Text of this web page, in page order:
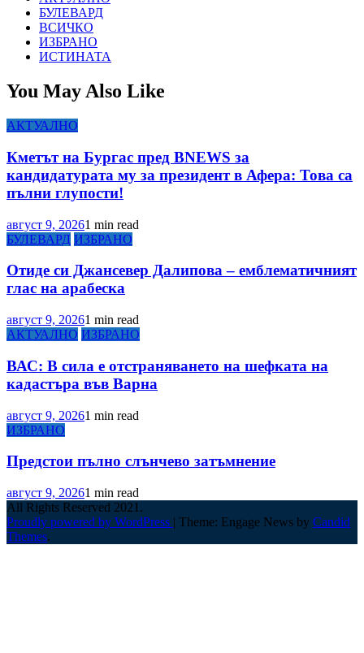
БУЛЕВАРД
ВСИЧКО
ИЗБРАНО
ИСТИНАТА
You May Also Like
АКТУАЛНО
Кметът на Бургас пред BNEWS за
кандидатурата му за президент в Афера: Това са
пълни глупости!
август 9, 20261 min read
БУЛЕВАРД ИЗБРАНО
Отиде си Джансевер Далипова – емблематичният
глас на арабеска
август 9, 20261 min read
АКТУАЛНО ИЗБРАНО
ВАС: В сила е отстраняването на шефката на
кадастъра във Варна
август 9, 20261 min read
ИЗБРАНО
Предстои пълно слънчево затъмнение
август 9, 20261 min read
All Rights Reserved 2021.
Proudly powered by WordPress | Theme: Engage News by Candid
Themes.